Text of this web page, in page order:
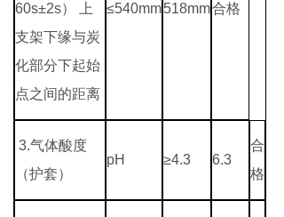
60s±2s）
上
支架下缘与炭
化部分下起始
点之间的距离
≤540mm518mm合格
3.气体酸度
（护套）
pH ≥4.3 6.3
合
格